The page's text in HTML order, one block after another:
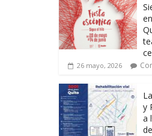
26 mayo, 2026
y
a